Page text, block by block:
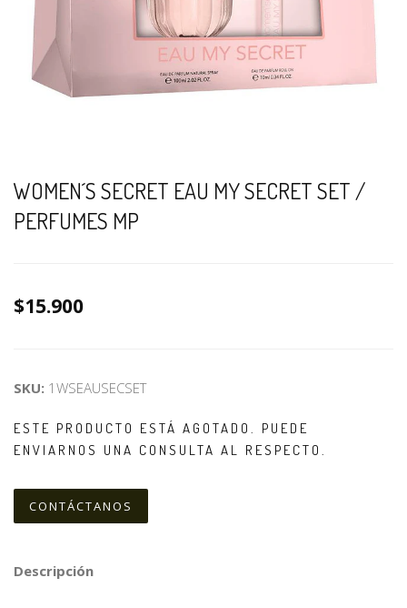
WOMEN´S SECRET EAU MY SECRET SET /
PERFUMES MP
$15.900
SKU: 1WSEAUSECSET
ESTE PRODUCTO ESTÁ AGOTADO. PUEDE
ENVIARNOS UNA CONSULTA AL RESPECTO.
CONTÁCTANOS
Descripción